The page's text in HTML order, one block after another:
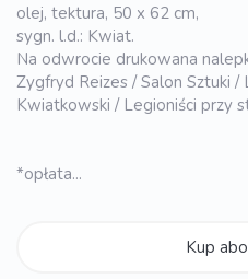
olej, tektura, 50 x 62 cm,
sygn. l.d.: Kwiat.
Na odwrocie drukowana
Zygfryd Reizes / Salon Sztuki
Kwiatkowski / Legioniści przy
*opłata...
Kup